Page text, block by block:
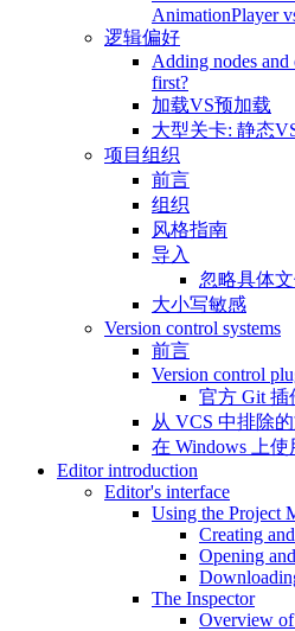
AnimationPlayer
逻辑偏好
Adding nodes
first?
加载VS预加载
大型关卡: 静态
项目组织
前言
组织
风格指南
导入
忽略具体
大小写敏感
Version control systems
前言
Version control
官方 Git 插
从 VCS 中排除
在 Windows 上使
Editor introduction
Editor's interface
Using the Project
Creating
Opening
The Inspector
Overview